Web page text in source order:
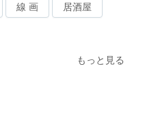
線 画 居酒屋
もっと見る